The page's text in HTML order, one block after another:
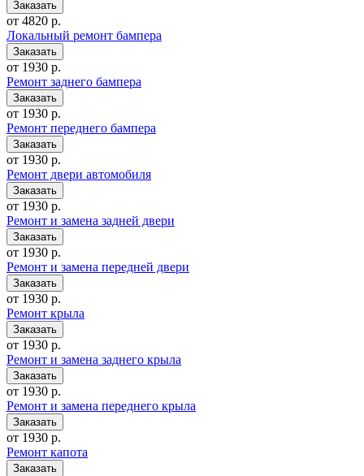
от 4820 р.
Локальный ремонт бампера
от 1930 р.
Ремонт заднего бампера
от 1930 р.
Ремонт переднего бампера
от 1930 р.
Ремонт двери автомобиля
от 1930 р.
Ремонт и замена задней двери
от 1930 р.
Ремонт и замена передней двери
от 1930 р.
Ремонт крыла
от 1930 р.
Ремонт и замена заднего крыла
от 1930 р.
Ремонт и замена переднего крыла
от 1930 р.
Ремонт капота